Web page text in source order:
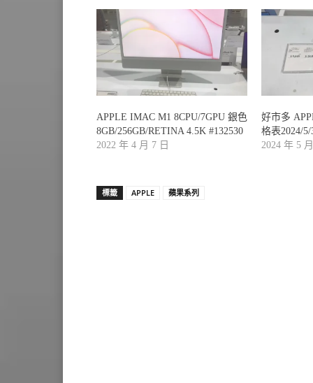
APPLE IMAC M1 8CPU/7GPU 銀色
8GB/256GB/RETINA 4.5K #132530
2022 年 4 月 7 日
好市多
格表2024/
2024 年 5
標籤 APPLE 蘋果系列